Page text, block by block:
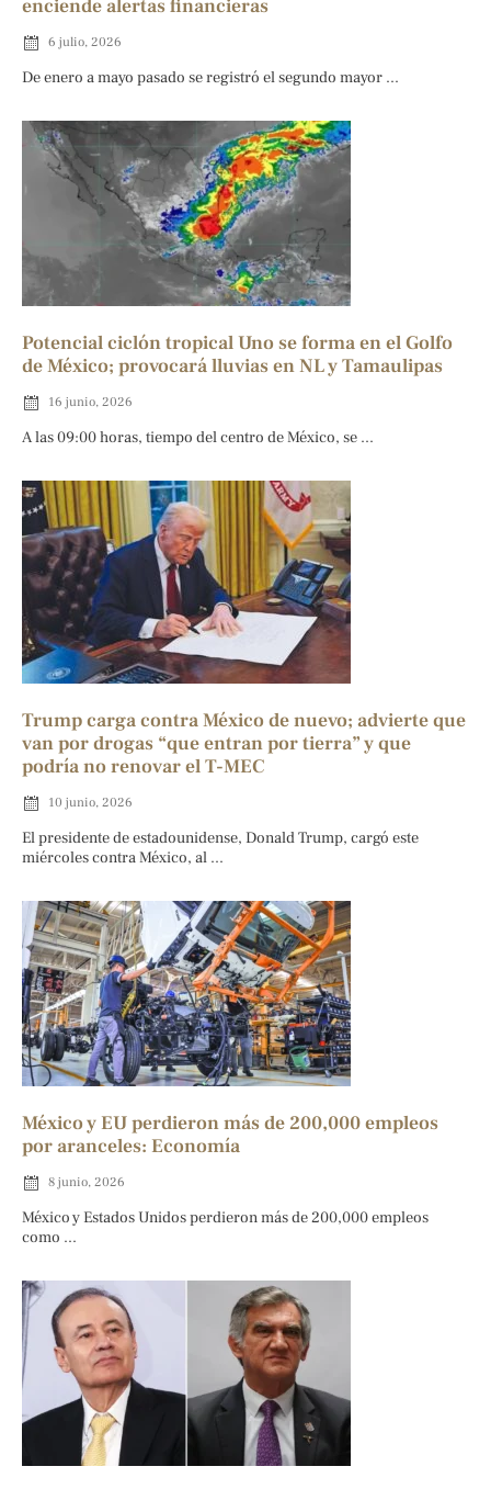
enciende alertas financieras
6 julio, 2026
De enero a mayo pasado se registró el segundo mayor ...
Potencial ciclón tropical Uno se forma en el Golfo
de México; provocará lluvias en NL y Tamaulipas
16 junio, 2026
A las 09:00 horas, tiempo del centro de México, se ...
Trump carga contra México de nuevo; advierte que
van por drogas “que entran por tierra” y que
podría no renovar el T-MEC
10 junio, 2026
El presidente de estadounidense, Donald Trump, cargó este
miércoles contra México, al ...
México y EU perdieron más de 200,000 empleos
por aranceles: Economía
8 junio, 2026
México y Estados Unidos perdieron más de 200,000 empleos
como ...